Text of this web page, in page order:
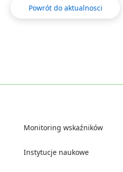
Powrót do aktualnosci
Monitoring wskaźników
Instytucje naukowe